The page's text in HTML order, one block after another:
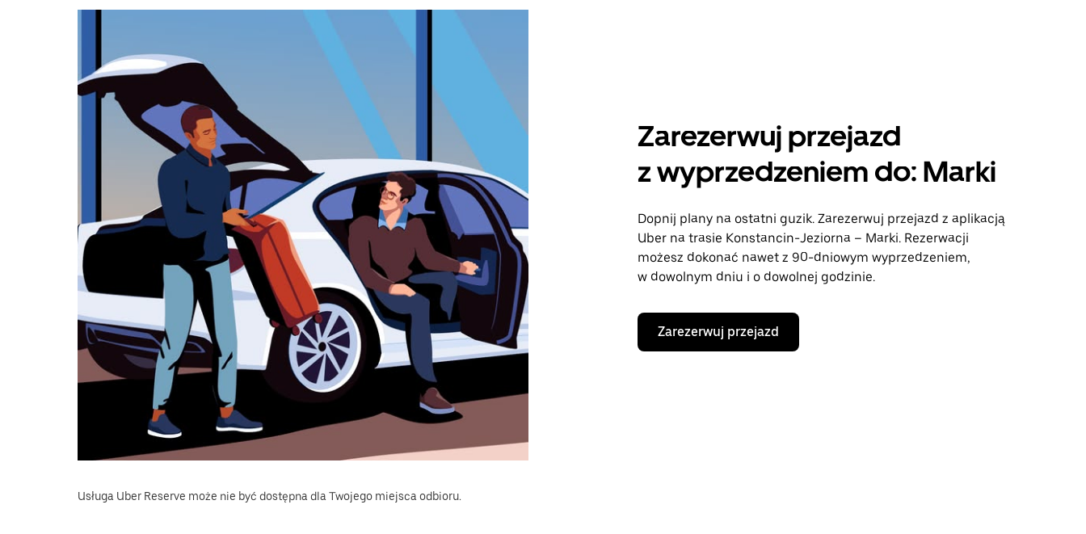
datę.
„Escape”,
aby
zamknąć
kalendarz.
Zarezerwuj przejazd
z wyprzedzeniem do: Marki
Dopnij plany na ostatni guzik. Zarezerwuj przejazd z aplikacją
Uber na trasie Konstancin-Jeziorna – Marki. Rezerwacji
możesz dokonać nawet z 90-dniowym wyprzedzeniem,
w dowolnym dniu i o dowolnej godzinie.
Zarezerwuj przejazd
Usługa Uber Reserve może nie być dostępna dla Twojego miejsca odbioru.